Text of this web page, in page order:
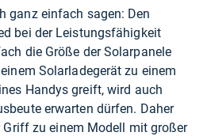
ganz einfach sagen: Den
bei der Leistungsfähigkeit
die Größe der Solarpanele
Solarladegerät zu einem
Handys greift, wird auch
erwarten dürfen. Daher
zu einem Modell mit großer